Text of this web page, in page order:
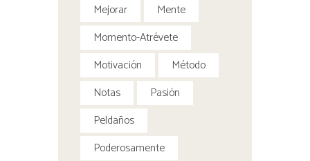
Mejorar
Mente
Momento-Atrévete
Motivación
Método
Notas
Pasión
Peldaños
Poderosamente